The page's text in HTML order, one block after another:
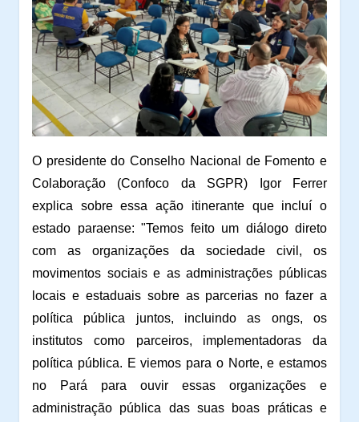
O presidente do Conselho Nacional de Fomento e
Colaboração (Confoco da SGPR) Igor Ferrer
explica sobre essa ação itinerante que incluí o
estado paraense: "Temos feito um diálogo direto
com as organizações da sociedade civil, os
movimentos sociais e as administrações públicas
locais e estaduais sobre as parcerias no fazer a
política pública juntos, incluindo as ongs, os
institutos como parceiros, implementadoras da
política pública. E viemos para o Norte, e estamos
no Pará para ouvir essas organizações e
administração pública das suas boas práticas e